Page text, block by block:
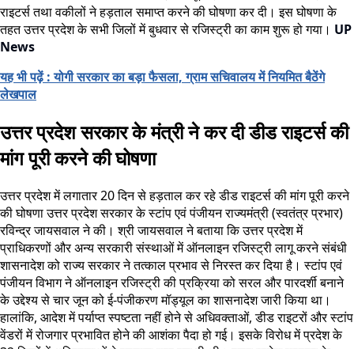
राइटर्स तथा वकीलों ने हड़ताल समाप्त करने की घोषणा कर दी। इस घोषणा के
तहत उत्तर प्रदेश के सभी जिलों में बुधवार से रजिस्ट्री का काम शुरू हो गया। UP
News
यह भी पढ़ें : योगी सरकार का बड़ा फैसला, ग्राम सचिवालय में नियमित बैठेंगे
लेखपाल
उत्तर प्रदेश सरकार के मंत्री ने कर दी डीड राइटर्स की
मांग पूरी करने की घोषणा
उत्तर प्रदेश में लगातार 20 दिन से हड़ताल कर रहे डीड राइटर्स की मांग पूरी करने
की घोषणा उत्तर प्रदेश सरकार के स्टांप एवं पंजीयन राज्यमंत्री (स्वतंत्र प्रभार)
रविन्द्र जायसवाल ने की। श्री जायसवाल ने बताया कि उत्तर प्रदेश में
प्राधिकरणों और अन्य सरकारी संस्थाओं में ऑनलाइन रजिस्ट्री लागू करने संबंधी
शासनादेश को राज्य सरकार ने तत्काल प्रभाव से निरस्त कर दिया है। स्टांप एवं
पंजीयन विभाग ने ऑनलाइन रजिस्ट्री की प्रक्रिया को सरल और पारदर्शी बनाने
के उद्देश्य से चार जून को ई-पंजीकरण मॉड्यूल का शासनादेश जारी किया था।
हालांकि, आदेश में पर्याप्त स्पष्टता नहीं होने से अधिवक्ताओं, डीड राइटरों और स्टांप
वेंडरों में रोजगार प्रभावित होने की आशंका पैदा हो गई। इसके विरोध में प्रदेश के